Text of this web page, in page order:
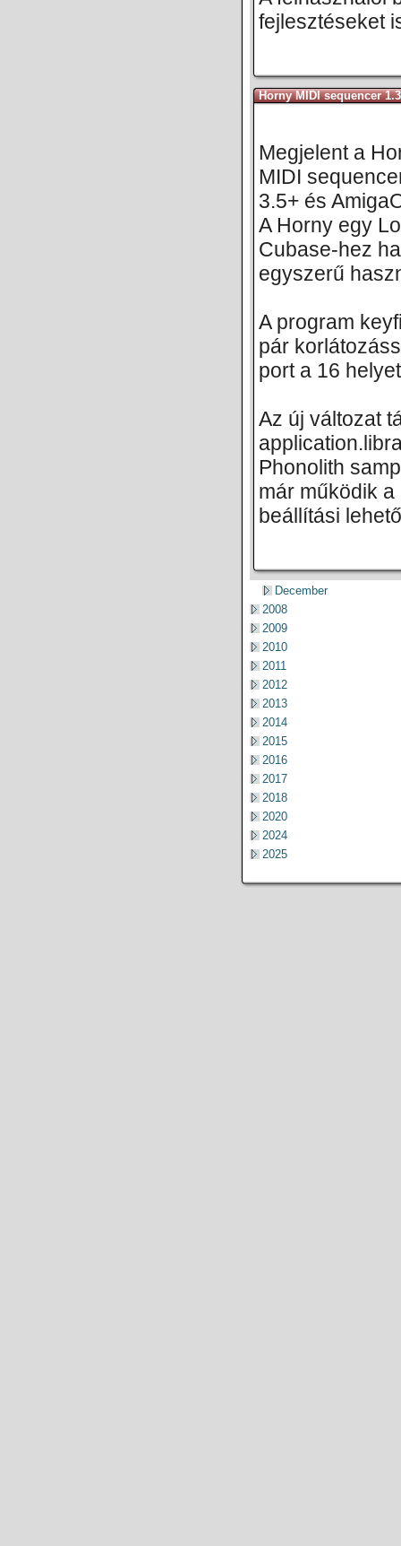
fejlesztéseket
Horny MIDI sequencer 1.3
Megjelent a
MIDI
3.5+ és
A Horny egy
Cubase-hez
egyszerű
A program
pár
port a 16
Az új változat
Phonolith
már működik
beállítási
December
2008
2009
2010
2011
2012
2013
2014
2015
2016
2017
2018
2020
2024
2025